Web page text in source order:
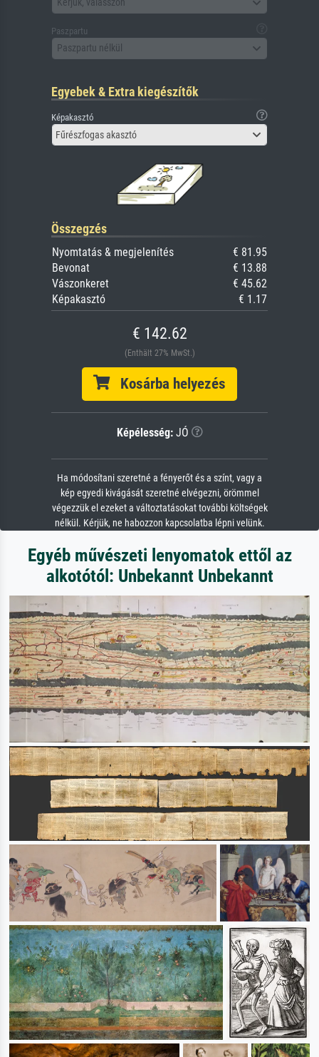
Kérjük, válasszon
Paszpartu
Paszpartu nélkül
Egyebek & Extra kiegészítők
Képakasztó
Fűrészfogas akasztó
Összegzés
Nyomtatás & megjelenítés
€ 81.95
Bevonat
€ 13.88
Vászonkeret
€ 45.62
Képakasztó
€ 1.17
€ 142.62
(Enthält 27% MwSt.)
Kosárba helyezés
Képélesség:JÓ
Ha módosítani szeretné a fényerőt és a színt, vagy a
kép egyedi kivágását szeretné elvégezni, örömmel
végezzük el ezeket a változtatásokat további költségek
nélkül. Kérjük, ne habozzon kapcsolatba lépni velünk.
Egyéb művészeti lenyomatok ettől az
alkotótól: Unbekannt Unbekannt